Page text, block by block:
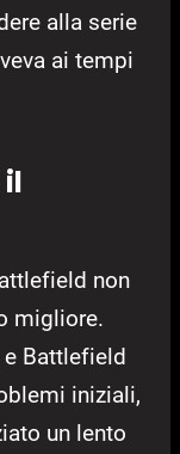
alla serie
ai tempi
non
migliore.
Battlefield
iniziali,
un lento